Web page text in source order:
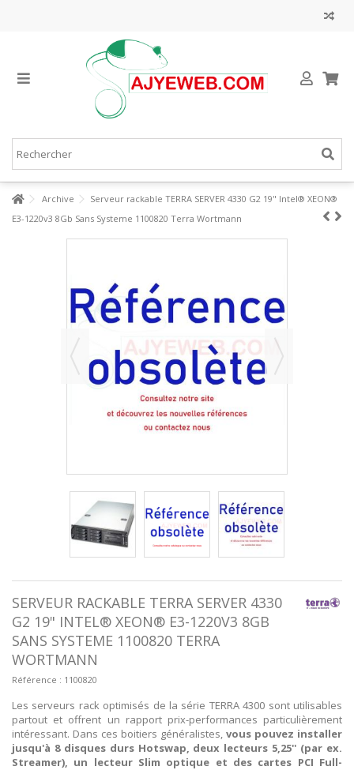
Archive
Serveur rackable TERRA SERVER 4330 G2 19" Intel® XEON®
E3-1220v3 8Gb Sans Systeme 1100820 Terra Wortmann
SERVEUR RACKABLE TERRA SERVER 4330
G2 19" INTEL® XEON® E3-1220V3 8GB
SANS SYSTEME 1100820 TERRA
WORTMANN
Référence : 1100820
Les serveurs rack optimisés de la série TERRA 4300 sont utilisables
partout et offrent un rapport prix-performances particulièrement
intéressant. Dans ces boitiers généralistes, vous pouvez installer
jusqu'à 8 disques durs Hotswap, deux lecteurs 5,25'' (par ex.
Streamer), un lecteur Slim optique et des cartes PCI Full-